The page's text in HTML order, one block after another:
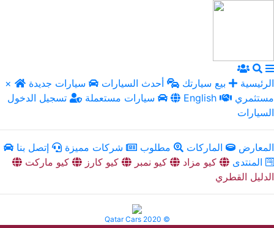
× الرئيسية بيع سيارتك أحدث السيارات
سيارات جديدة
سيارات مستعملة
تسجيل الدخول English
السيارات
المعارض الماركات مطلوب شركات مميزة
إتصل بنا
المنتدى
كيو مزاد كيو نمبر كيو كارز
كيو ماركت
الدليل القطري
Qatar Cars 2020 ©